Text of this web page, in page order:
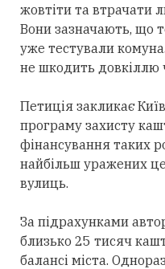
жовтіти та втрачати
Вони зазначають, що
уже тестували
не шкодить довкіллю
Петиція закликає
програму захисту
фінансування таких
найбільш уражених
вулиць.
За підрахунками
близько 25 тисяч
балансі міста.